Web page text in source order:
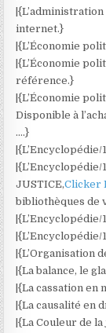
internet.}
|{L’Économie
|{L’Économie
référence.}
|{L’Économie
Disponible à
….}
JUSTICE,Clicker
bibliothèques de
|{L’Organisation
|{La balance, le
|{La cassation en
|{La causalité en
|{La Couleur de